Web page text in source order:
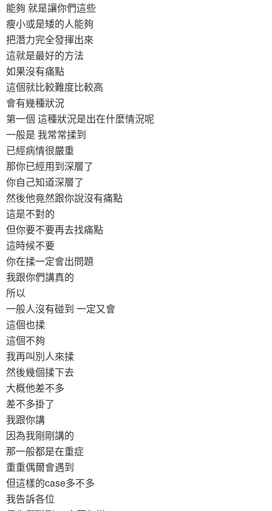
能夠 就是讓你們這些
瘦小或是矮的人能夠
把潛力完全發揮出來
這就是最好的方法
如果沒有痛點
這個就比較難度比較高
會有幾種狀況
第一個 這種狀況是出在什麼情況呢
一般是 我常常揉到
已經病情很嚴重
那你已經用到深層了
你自己知道深層了
然後他竟然跟你說沒有痛點
這是不對的
但你要不要再去找痛點
這時候不要
你在揉一定會出問題
我跟你們講真的
所以
一般人沒有碰到 一定又會
這個也揉
這個不夠
我再叫別人來揉
然後幾個揉下去
大概他差不多
差不多掛了
我跟你講
因為我剛剛講的
那一般都是在重症
重重偶爾會遇到
但這樣的case多不多
我告訴各位